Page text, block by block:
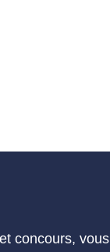
concours, vous